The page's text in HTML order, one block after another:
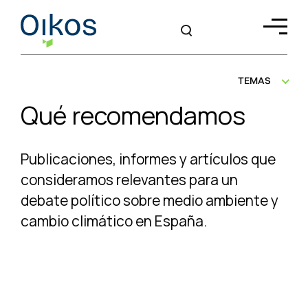
Qué recomendamos
Publicaciones, informes y artículos que
consideramos relevantes para un
debatepolítico sobre medio ambiente y
cambio climático en España.
TEMAS